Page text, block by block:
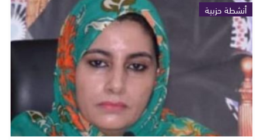
أنشطة حزبية